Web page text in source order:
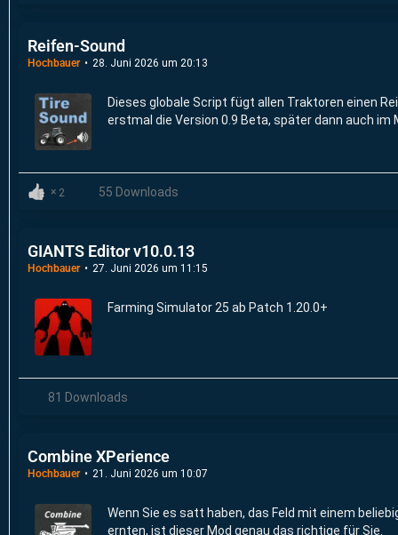
Reifen-Sound
Hochbauer 28. Juni 2026 um 20:13
Dieses globale Script fügt allen Traktoren einen
erstmal die Version 0.9 Beta, später dann auch im
2 55 Downloads
GIANTS Editor v10.0.13
Hochbauer 27. Juni 2026 um 11:15
Farming Simulator 25 ab Patch 1.20.0+
81 Downloads
Combine XPerience
Hochbauer 21. Juni 2026 um 10:07
Wenn Sie es satt haben, das Feld mit einem
ernten, ist dieser Mod genau das richtige für Sie.